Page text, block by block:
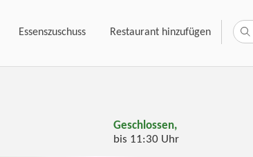
Essenszuschuss Restaurant hinzufügen
Geschlossen,
bis 11:30 Uhr